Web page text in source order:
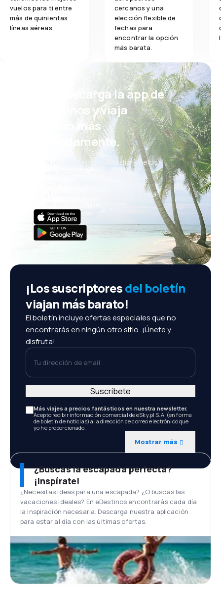
vuelos para ti entre
más de quinientas
líneas aéreas.
cercanos y una
elección flexible de
fechas para
encontrar la opción
más barata.
¡Eh! Descarga la app de
eDestinos y viaja
incluso más
cómodamente.
Nuevas ofertas cada día: vuelos,
vacaciones, escapadas
Cómoda gestión de reservas
¡Todo lo que importa, siempre al
¡Los suscriptoresdel boletín
viajan más barato!
El boletín incluye ofertas especiales que no
encontrarás en ningún otro sitio. ¡Únete y
disfruta!
Tu dirección de email
Más viajes a precios fantásticos en nuestra newsletter.
Acepto recibir información comercial de eSky.pl S.A. (en forma
de boletín de noticias) a la dirección de correo electrónico que
yo he proporcionado.
Mostrar más
Suscríbete
¿Buscas la escapada perfecta?
¡Inspírate!
¿Necesitas ideas para una escapada? ¿O buscas las
vacaciones ideales? En eDestinos encontrarás cada día
la inspiración necesaria. Descarga nuestra aplicación
para estar al día con las últimas ofertas.